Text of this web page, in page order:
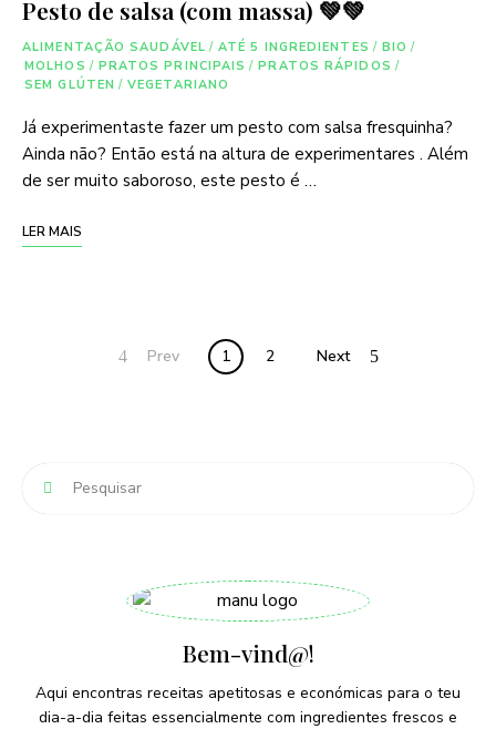
Pesto de salsa (com massa) 💚💚
ALIMENTAÇÃO SAUDÁVEL / ATÉ 5 INGREDIENTES / BIO /
MOLHOS / PRATOS PRINCIPAIS / PRATOS RÁPIDOS /
SEM GLÚTEN / VEGETARIANO
Já experimentaste fazer um pesto com salsa fresquinha?
Ainda não? Então está na altura de experimentares . Além
de ser muito saboroso, este pesto é …
LER MAIS
Prev 1 2 Next
Bem-vind@!
Aqui encontras receitas apetitosas e económicas para o teu
dia-a-dia feitas essencialmente com ingredientes frescos e